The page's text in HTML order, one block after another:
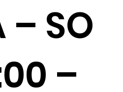
– SO
–